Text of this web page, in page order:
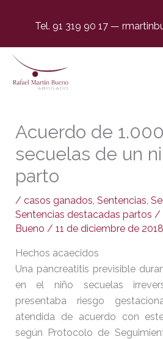
Tel. 91 319 90 17 —
Acuerdo de
secuelas de un
parto
/ casos ganados, Sentencias,
Sentencias destacadas partos /
Bueno / 11 de diciembre de 2018
Hechos acaecidos
Una pancreatitis previsible
en el niño secuelas
presentaba riesgo
atendida de acuerdo con
según Protocolo de